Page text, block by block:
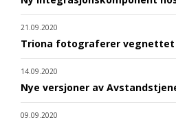
21.09.2020
Triona fotograferer vegnettet
14.09.2020
Nye versjoner av
09.09.2020